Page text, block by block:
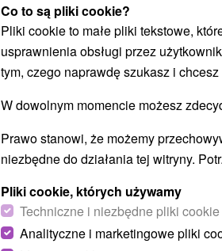
Co to są pliki cookie?
Pliki cookie to małe pliki tekstowe,
usprawnienia obsługi przez
tym, czego naprawdę szukasz i
W dowolnym momencie możesz
Prawo stanowi, że możemy
niezbędne do działania tej witryny.
Pliki cookie, których używamy
Techniczne i niezbędne pliki cookie
Analityczne i marketingowe pliki